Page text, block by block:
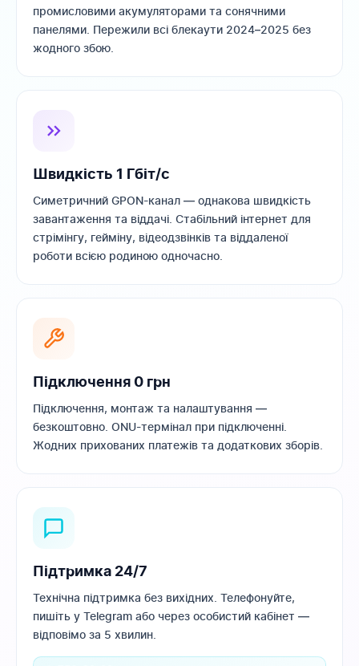
промисловими акумуляторами та сонячними
панелями. Пережили всі блекаути 2024–2025 без
жодного збою.
Швидкість 1 Гбіт/с
Симетричний GPON-канал — однакова швидкість
завантаження та віддачі. Стабільний інтернет для
стрімінгу, гейміну, відеодзвінків та віддаленої
роботи всією родиною одночасно.
Підключення 0 грн
Підключення, монтаж та налаштування —
безкоштовно. ONU-термінал при підключенні.
Жодних прихованих платежів та додаткових зборів.
Підтримка 24/7
Технічна підтримка без вихідних. Телефонуйте,
пишіть у Telegram або через особистий кабінет —
відповімо за 5 хвилин.